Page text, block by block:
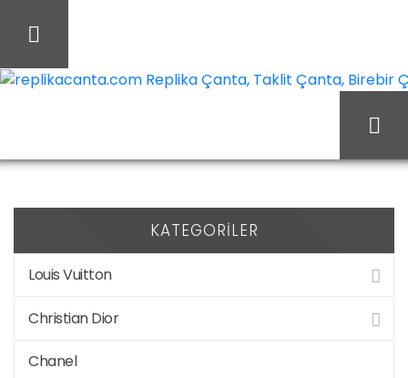
KATEGORILER
Louis Vuitton
Christian Dior
Chanel